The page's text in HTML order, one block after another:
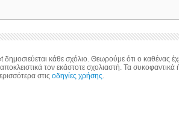
κάθε σχόλιο. Θεωρούμε ότι ο καθένας
τον εκάστοτε σχολιαστή. Τα συκοφαντικά
στιςοδηγίες χρήσης.